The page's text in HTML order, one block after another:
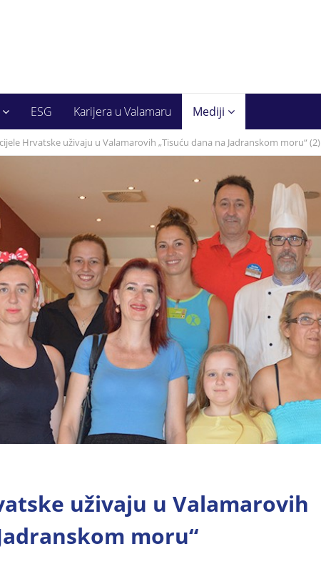
ESG Karijera u Valamaru Mediji
Hrvatske uživaju u Valamarovih „Tisuću dana na Jadranskom moru“ (2)
uživaju u Valamarovih
moru“